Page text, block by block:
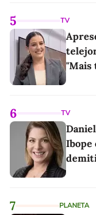
5 TV
"Mais
6 TV
Ibope
7 PLANETA